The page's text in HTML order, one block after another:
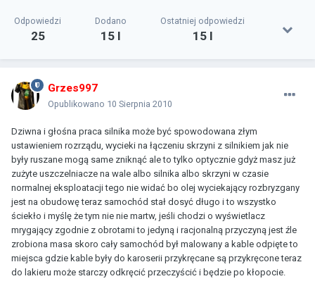
Odpowiedzi
25
Dodano
15 l
Ostatniej odpowiedzi
15 l
Grzes997
Opublikowano 10 Sierpnia 2010
Dziwna i głośna praca silnika może być spowodowana złym
ustawieniem rozrządu, wycieki na łączeniu skrzyni z silnikiem jak nie
były ruszane mogą same zniknąć ale to tylko optycznie gdyż masz już
zużyte uszczelniacze na wale albo silnika albo skrzyni w czasie
normalnej eksploatacji tego nie widać bo olej wyciekający rozbryzgany
jest na obudowę teraz samochód stał dosyć długo i to wszystko
ściekło i myślę że tym nie nie martw, jeśli chodzi o wyświetlacz
mrygający zgodnie z obrotami to jedyną i racjonalną przyczyną jest źle
zrobiona masa skoro cały samochód był malowany a kable odpięte to
miejsca gdzie kable były do karoserii przykręcane są przykręcone teraz
do lakieru może starczy odkręcić przeczyścić i będzie po kłopocie.